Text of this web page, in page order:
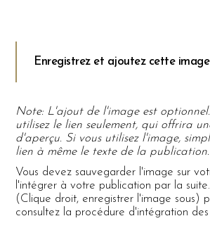
Enregistrez et ajoutez cette image
Note: L'ajout de l'image est
utilisez le lien seulement, qui offrira
d'aperçu. Si vous utilisez l'image,
lien à même le texte de la publication.
Vous devez sauvegarder l'image sur
l'intégrer à votre publication par la suite.
(Clique droit, enregistrer l'image sous)
consultez la procédure d'intégration des